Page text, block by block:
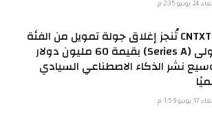
2:35 م
CNTXT AI تُنجز إغلاق جولة تمويل من الفئة
الأولى (Series A) بقيمة 60 مليون دولار
نشر الذكاء الاصطناعي السيادي
1:59 م